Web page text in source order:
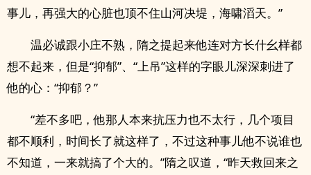
事儿，再强大的心脏也顶不住山河决堤，海啸滔天。”
温必诚跟小庄不熟，隋之提起来他连对方长什幺样都
想不起来，但是“抑郁”、“上吊”这样的字眼儿深深刺进了
他的心：“抑郁？”
“差不多吧，他那人本来抗压力也不太行，几个项目
都不顺利，时间长了就这样了，不过这种事儿他不说谁也
不知道，一来就搞了个大的。”隋之叹道，“昨天救回来之